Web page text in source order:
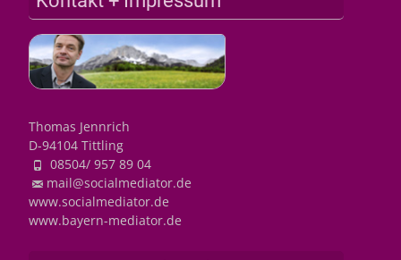
Thomas Jennrich
D-94104 Tittling
08504/ 957 89 04
mail@socialmediator.de
www.socialmediator.de
www.bayern-mediator.de